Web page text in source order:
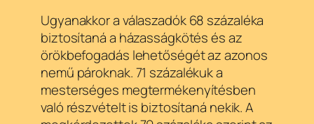
Ugyanakkor a válaszadók 68 százaléka
biztosítaná a házasságkötés és az
örökbefogadás lehetőségét az azonos
nemű pároknak. 71 százalékuk a
mesterséges megtermékenyítésben
való részvételt is biztosítaná nekik. A